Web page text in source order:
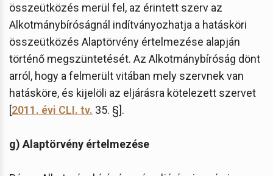
összeütközés merül fel, az érintett szerv az
Alkotmánybíróságnál indítványozhatja a hatásköri
összeütközés Alaptörvény értelmezése alapján
történő megszüntetését. Az Alkotmánybíróság dönt
arról, hogy a felmerült vitában mely szervnek van
hatásköre, és kijelöli az eljárásra kötelezett szervet
[2011. évi CLI. tv. 35. §].
g) Alaptörvény értelmezése